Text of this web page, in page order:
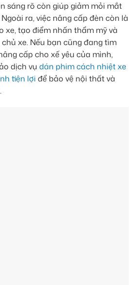
sáng rõ còn giúp giảm mỏi mắt
ra, việc nâng cấp đèn còn là
xe, tạo điểm nhấn thẩm mỹ và
xe. Nếu bạn cũng đang tìm
cấp cho xế yêu của mình,
dịch vụ dán phim cách nhiệt xe
tiện lợi để bảo vệ nội thất và